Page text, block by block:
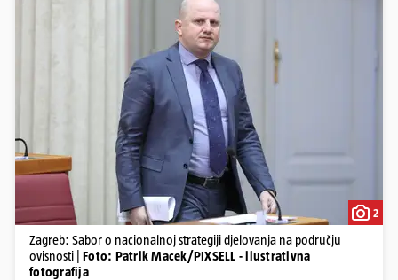
2
Zagreb: Sabor o nacionalnoj strategiji djelovanja na području
ovisnosti | Foto: Patrik Macek/PIXSELL - ilustrativna
fotografija